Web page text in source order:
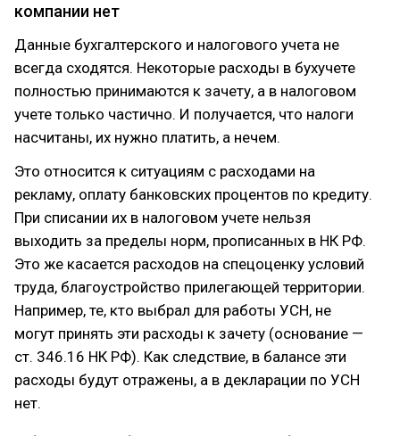
компании нет
Данные бухгалтерского и налогового учета не
всегда сходятся. Некоторые расходы в бухучете
полностью принимаются к зачету, а в налоговом
учете только частично. И получается, что налоги
насчитаны, их нужно платить, а нечем.
Это относится к ситуациям с расходами на
рекламу, оплату банковских процентов по кредиту.
При списании их в налоговом учете нельзя
выходить за пределы норм, прописанных в НК РФ.
Это же касается расходов на спецоценку условий
труда, благоустройство прилегающей территории.
Например, те, кто выбрал для работы УСН, не
могут принять эти расходы к зачету (основание —
ст. 346.16 НК РФ). Как следствие, в балансе эти
расходы будут отражены, а в декларации по УСН
нет.